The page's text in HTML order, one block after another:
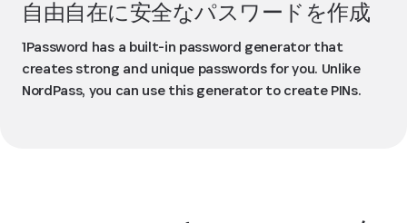
自由自在に安全なパスワードを作成
1Password has a built-in password generator that
creates strong and unique passwords for you. Unlike
NordPass, you can use this generator to create PINs.